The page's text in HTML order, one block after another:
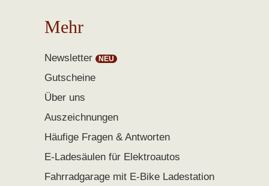
Mehr
Newsletter
Gutscheine
Über uns
Auszeichnungen
Häufige Fragen & Antworten
E-Ladesäulen für Elektroautos
Fahrradgarage mit E-Bike Ladestation